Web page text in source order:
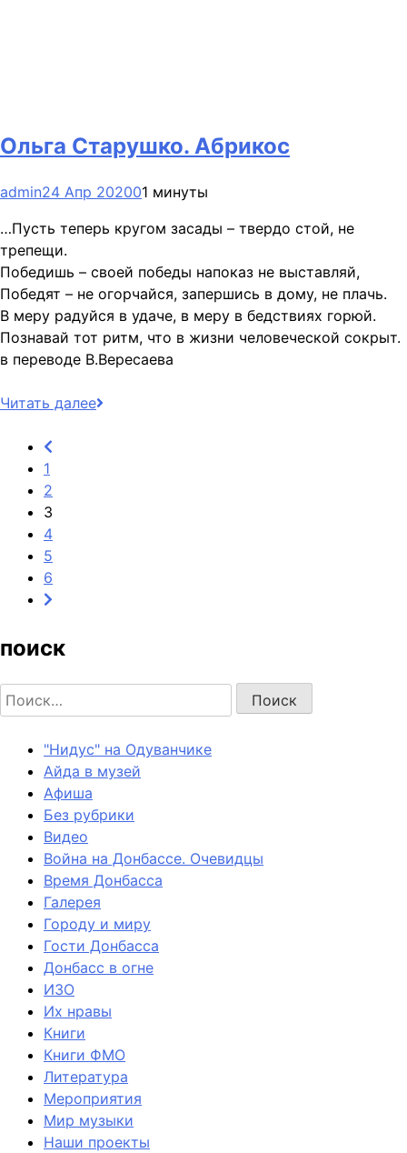
Ольга Старушко. Абрикос
admin24 Апр 202001 минуты
…Пусть теперь кругом засады – твердо стой, не
трепещи.
Победишь – своей победы напоказ не выставляй,
Победят – не огорчайся, запершись в дому, не плачь.
В меру радуйся в удаче, в меру в бедствиях горюй.
Познавай тот ритм, что в жизни человеческой сокрыт.
в переводе В.Вересаева
Читать далее
1
2
3
4
5
6
поиск
Найти:
"Нидус" на Одуванчике
Айда в музей
Афиша
Без рубрики
Видео
Война на Донбассе. Очевидцы
Время Донбасса
Галерея
Городу и миру
Гости Донбасса
Донбасс в огне
ИЗО
Их нравы
Книги
Книги ФМО
Литература
Мероприятия
Мир музыки
Наши проекты